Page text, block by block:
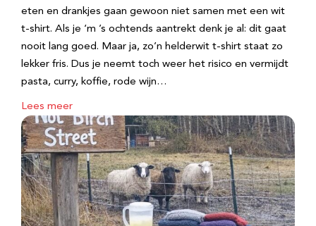
eten en drankjes gaan gewoon niet samen met een wit
t-shirt. Als je ‘m ’s ochtends aantrekt denk je al: dit gaat
nooit lang goed. Maar ja, zo’n helderwit t-shirt staat zo
lekker fris. Dus je neemt toch weer het risico en vermijdt
pasta, curry, koffie, rode wijn…
Lees meer